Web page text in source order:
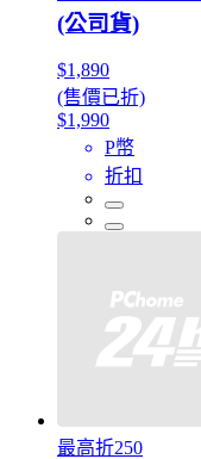
(公司貨)
$1,890
(售價已折)
$1,990
P幣
折扣
最高折250